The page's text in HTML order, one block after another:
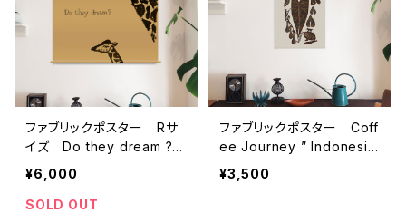
ファブリックポスター Rサ
イズ Do they dream ?
”キリン” （730×730m
¥6,000
SOLD OUT
ファブリックポスター Coff
ee Journey ” Indonesia
”
¥3,500